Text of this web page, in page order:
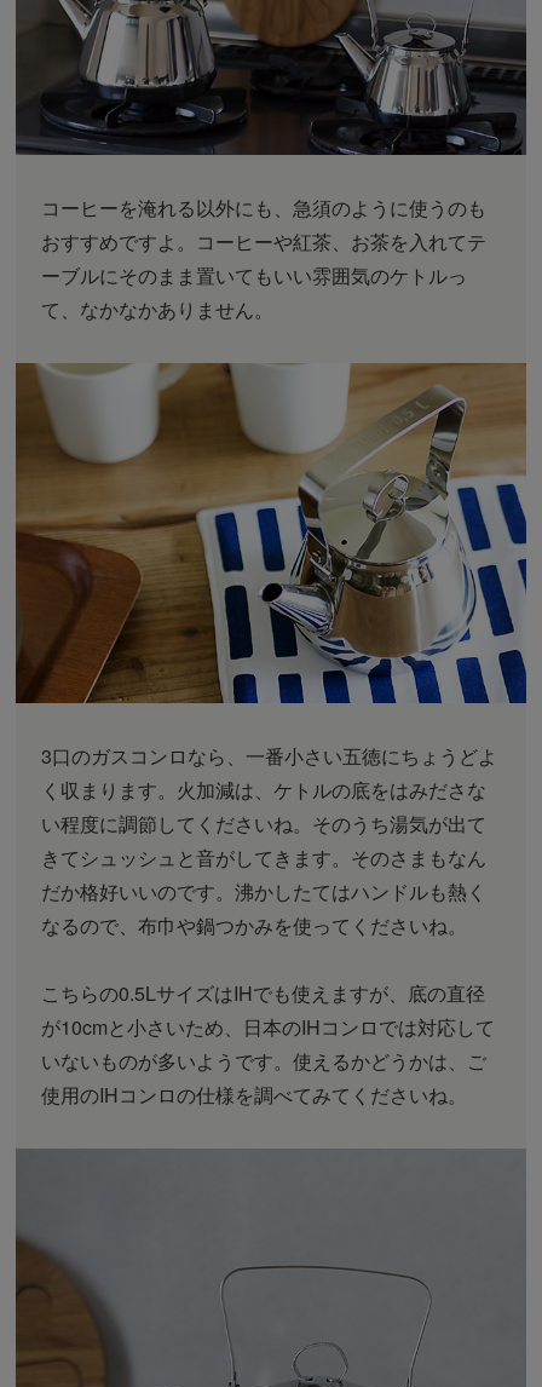
コーヒーを淹れる以外にも、急須のように使うのも
おすすめですよ。コーヒーや紅茶、お茶を入れてテ
ーブルにそのまま置いてもいい雰囲気のケトルっ
て、なかなかありません。
3口のガスコンロなら、一番小さい五徳にちょうどよ
く収まります。火加減は、ケトルの底をはみださな
い程度に調節してくださいね。そのうち湯気が出て
きてシュッシュと音がしてきます。そのさまもなん
だか格好いいのです。沸かしたてはハンドルも熱く
なるので、布巾や鍋つかみを使ってくださいね。
こちらの0.5LサイズはIHでも使えますが、底の直径
が10cmと小さいため、日本のIHコンロでは対応して
いないものが多いようです。使えるかどうかは、ご
使用のIHコンロの仕様を調べてみてくださいね。